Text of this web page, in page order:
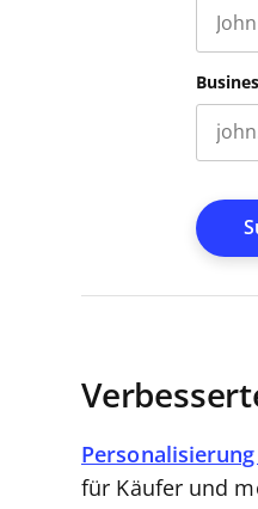
This
für Käufer und